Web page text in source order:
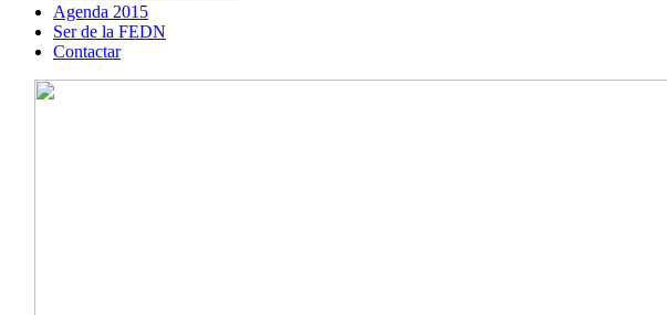
Agenda 2015
Ser de la FEDN
Contactar